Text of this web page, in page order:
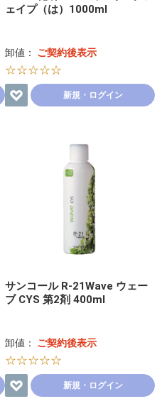
ェイプ（は）1000ml
卸値： ご契約後表示
☆☆☆☆☆
新規・ログイン
サンコール R-21Wave ウェー
ブ CYS 第2剤 400ml
卸値： ご契約後表示
☆☆☆☆☆
新規・ログイン